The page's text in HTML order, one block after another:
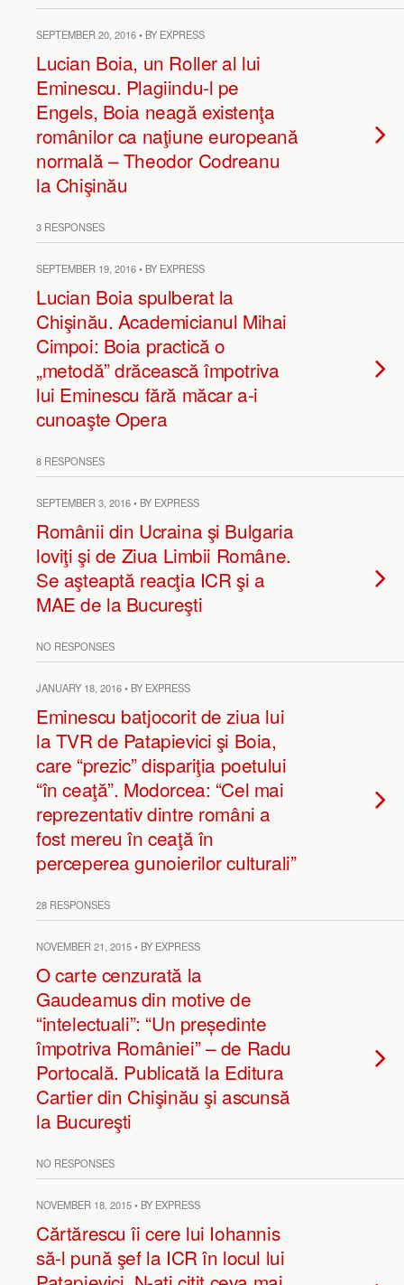
SEPTEMBER 20, 2016 • BY EXPRESS
Lucian Boia, un Roller al lui
Eminescu. Plagiindu-l pe
Engels, Boia neagă existenţa
românilor ca naţiune europeană
normală – Theodor Codreanu
la Chişinău
3 RESPONSES
SEPTEMBER 19, 2016 • BY EXPRESS
Lucian Boia spulberat la
Chişinău. Academicianul Mihai
Cimpoi: Boia practică o
„metodă” drăcească împotriva
lui Eminescu fără măcar a-i
cunoaşte Opera
8 RESPONSES
SEPTEMBER 3, 2016 • BY EXPRESS
Românii din Ucraina şi Bulgaria
loviţi şi de Ziua Limbii Române.
Se aşteaptă reacţia ICR şi a
MAE de la Bucureşti
NO RESPONSES
JANUARY 18, 2016 • BY EXPRESS
Eminescu batjocorit de ziua lui
la TVR de Patapievici şi Boia,
care “prezic” dispariţia poetului
“în ceaţă”. Modorcea: “Cel mai
reprezentativ dintre români a
fost mereu în ceaţă în
perceperea gunoierilor culturali”
28 RESPONSES
NOVEMBER 21, 2015 • BY EXPRESS
O carte cenzurată la
Gaudeamus din motive de
“intelectuali”: “Un președinte
împotriva României” – de Radu
Portocală. Publicată la Editura
Cartier din Chişinău şi ascunsă
la Bucureşti
NO RESPONSES
NOVEMBER 18, 2015 • BY EXPRESS
Cărtărescu îi cere lui Iohannis
să-l pună şef la ICR în locul lui